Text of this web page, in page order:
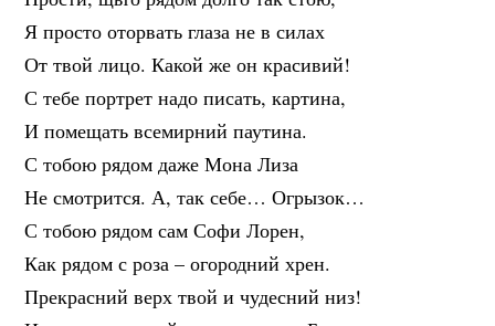
Я просто оторвать глаза не в силах
От твой лицо. Какой же он красивий!
С тебе портрет надо писать, картина,
И помещать всемирний паутина.
С тобою рядом даже Мона Лиза
Не смотрится. А, так себе… Огрызок…
С тобою рядом сам Софи Лорен,
Как рядом с роза – огородний хрен.
Прекрасний верх твой и чудесний низ!